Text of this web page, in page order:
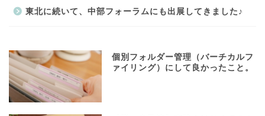
東北に続いて、中部フォーラムにも出展してきました♪
個別フォルダー管理（バーチカルフ
ァイリング）にして良かったこと。